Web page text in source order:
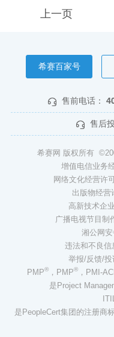
上一页
希赛百家号
售前电话：
售后
希赛网 版权所有
增值电信业务
网络文化经营许
出版物经营
高新技术企
广播电视节目制
湘公网
违法和不良信
举报/反馈/
PMP®，PMP®，PMI-
是Project
是PeopleCert集团的注册商